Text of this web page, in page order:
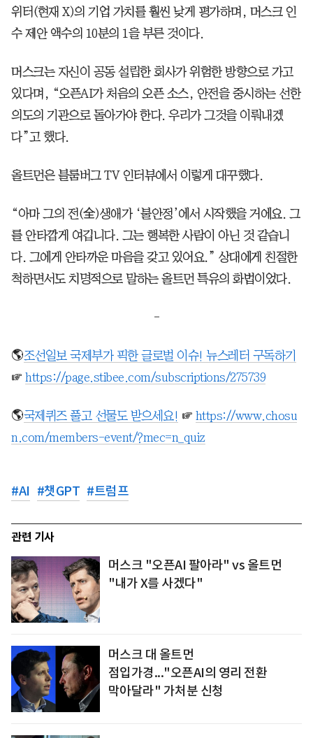
위터(현재 X)의 기업 가치를 훨씬 낮게 평가하며, 머스크 인
수 제안 액수의 10분의 1을 부른 것이다.
머스크는 자신이 공동 설립한 회사가 위험한 방향으로 가고
있다며, “오픈AI가 처음의 오픈 소스, 안전을 중시하는 선한
의도의 기관으로 돌아가야 한다. 우리가 그것을 이뤄내겠
다”고 했다.
올트먼은 블룸버그 TV 인터뷰에서 이렇게 대꾸했다.
“아마 그의 전(全)생애가 ‘불안정’에서 시작했을 거에요. 그
를 안타깝게 여깁니다. 그는 행복한 사람이 아닌 것 같습니
다. 그에게 안타까운 마음을 갖고 있어요.” 상대에게 친절한
척하면서도 치명적으로 말하는 올트먼 특유의 화법이었다.
-
🌎조선일보 국제부가 픽한 글로벌 이슈! 뉴스레터 구독하기
☞ https://page.stibee.com/subscriptions/275739
🌎국제퀴즈 풀고 선물도 받으세요! ☞ https://www.chosu
n.com/members-event/?mec=n_quiz
#AI #챗GPT #트럼프
관련 기사
머스크 "오픈AI 팔아라" vs 올트먼
"내가 X를 사겠다"
머스크 대 올트먼
점입가경..."오픈AI의 영리 전환
막아달라" 가처분 신청